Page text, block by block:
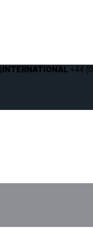
|INTERNATIONAL +44